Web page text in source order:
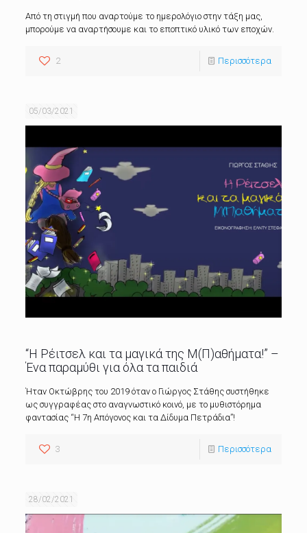
Από τη στιγμή που αναρτούμε το ημερολόγιο στην τάξη μας,
μπορούμε να αναρτήσουμε και το εποπτικό υλικό των εποχών.
2 Περισσότερα
05/03/2021
“Η Ρέιτσελ και τα μαγικά της Μ(Π)αθήματα!” –
Ένα παραμύθι για όλα τα παιδιά
Ήταν Οκτώβρης του 2019 όταν ο Γιώργος Στάθης συστήθηκε
ως συγγραφέας στο αναγνωστικό κοινό, με το μυθιστόρημα
φαντασίας “Η 7η Απόγονος και τα Δίδυμα Πετράδια”!
3 Περισσότερα
28/02/2021